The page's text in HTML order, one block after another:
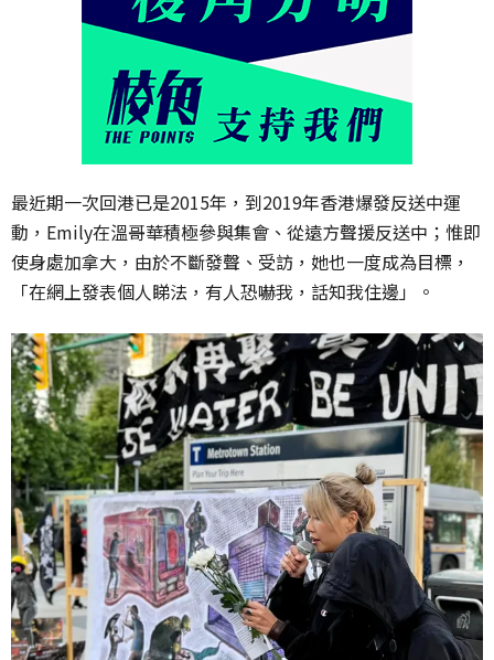
最近期一次回港已是2015年，到2019年香港爆發反送中運
動，Emily在溫哥華積極參與集會、從遠方聲援反送中；惟即
使身處加拿大，由於不斷發聲、受訪，她也一度成為目標，
「在網上發表個人睇法，有人恐嚇我，話知我住邊」。